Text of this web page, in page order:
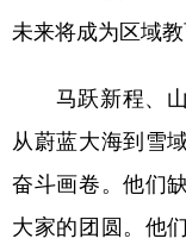
未来将成为区域
马跃新程、山
从蔚蓝大海到雪
奋斗画卷。他们
大家的团圆。他